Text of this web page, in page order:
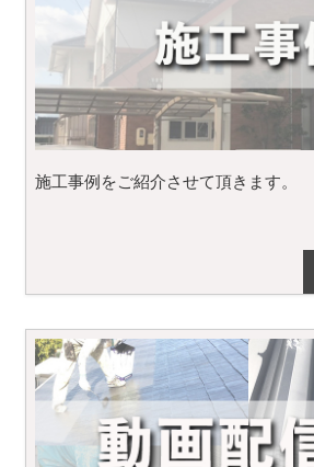
施工事例をご紹介させて頂きます。